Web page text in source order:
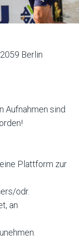
Berlin
Aufnahmen sind
Plattform zur
odr.
an